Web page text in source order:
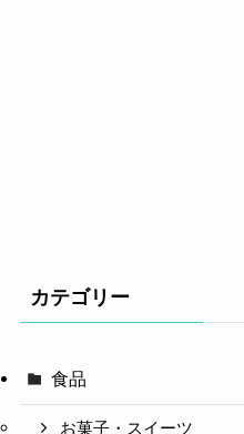
カテゴリー
食品
お菓子・スイーツ